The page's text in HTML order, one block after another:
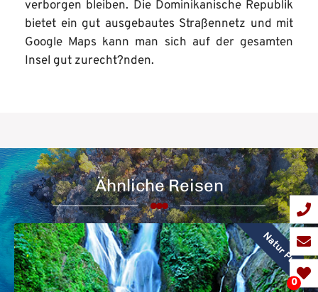
verborgen bleiben. Die Dominikanische Republik
bietet ein gut ausgebautes Straßennetz und mit
Google Maps kann man sich auf der gesamten
Insel gut zurecht?nden.
Ähnliche Reisen
Natur Pur
0